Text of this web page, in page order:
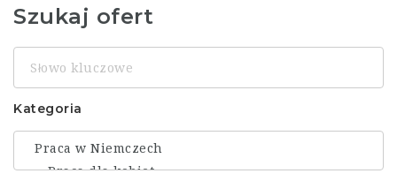
Szukaj ofert
Słowo
kluczowe
Kategoria